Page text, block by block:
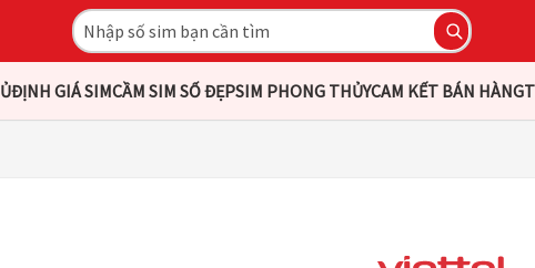
ĐỊNH GIÁ SIMCẦM SIM SỐ ĐẸPSIM PHONG THỦYCAM KẾT BÁN HÀNG